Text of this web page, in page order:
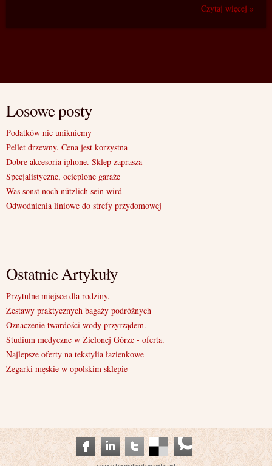
Czytaj więcej »
Losowe posty
Podatków nie unikniemy
Pellet drzewny. Cena jest korzystna
Dobre akcesoria iphone. Sklep zaprasza
Specjalistyczne, ocieplone garaże
Was sonst noch nützlich sein wird
Odwodnienia liniowe do strefy przydomowej
Ostatnie Artykuły
Przytulne miejsce dla rodziny.
Zestawy praktycznych bagaży podróżnych
Oznaczenie twardości wody przyrządem.
Studium medyczne w Zielonej Górze - oferta.
Najlepsze oferty na tekstylia łazienkowe
Zegarki męskie w opolskim sklepie